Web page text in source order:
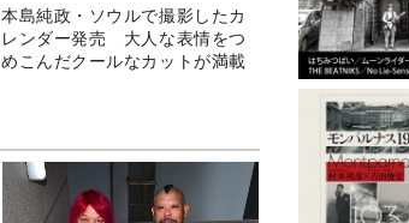
本島純政・ソウルで撮影したカ
レンダー発売 大人な表情をつ
めこんだクールなカットが満載